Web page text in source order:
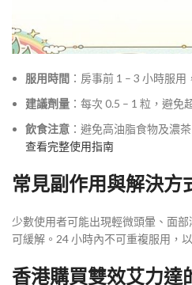
服用時間 ：房事前 1 – 3 小時服用
建議劑量 ：每次 0.5 – 1 粒，避免
飲食注意 ：避免高油脂食物及濃
查看完整使用指南
常見副作用與解決方
少數使用者可能出現輕微頭暈、面
可緩解。24 小時內不可重複服用，
香港購買雙效艾力達